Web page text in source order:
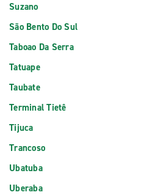
Suzano
São Bento Do Sul
Taboao Da Serra
Tatuape
Taubate
Terminal Tietê
Tijuca
Trancoso
Ubatuba
Uberaba